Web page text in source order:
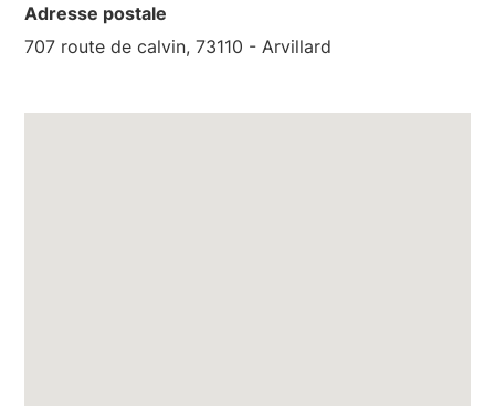
Adresse postale
707 route de calvin, 73110 - Arvillard